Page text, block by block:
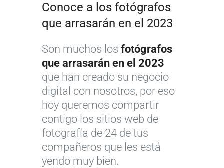
Conoce a los fotógrafos
que arrasarán en el 2023
Son muchos los fotógrafos
que arrasarán en el 2023
que han creado su negocio
digital con nosotros, por eso
hoy queremos compartir
contigo los sitios web de
fotografía de 24 de tus
compañeros que les está
yendo muy bien.